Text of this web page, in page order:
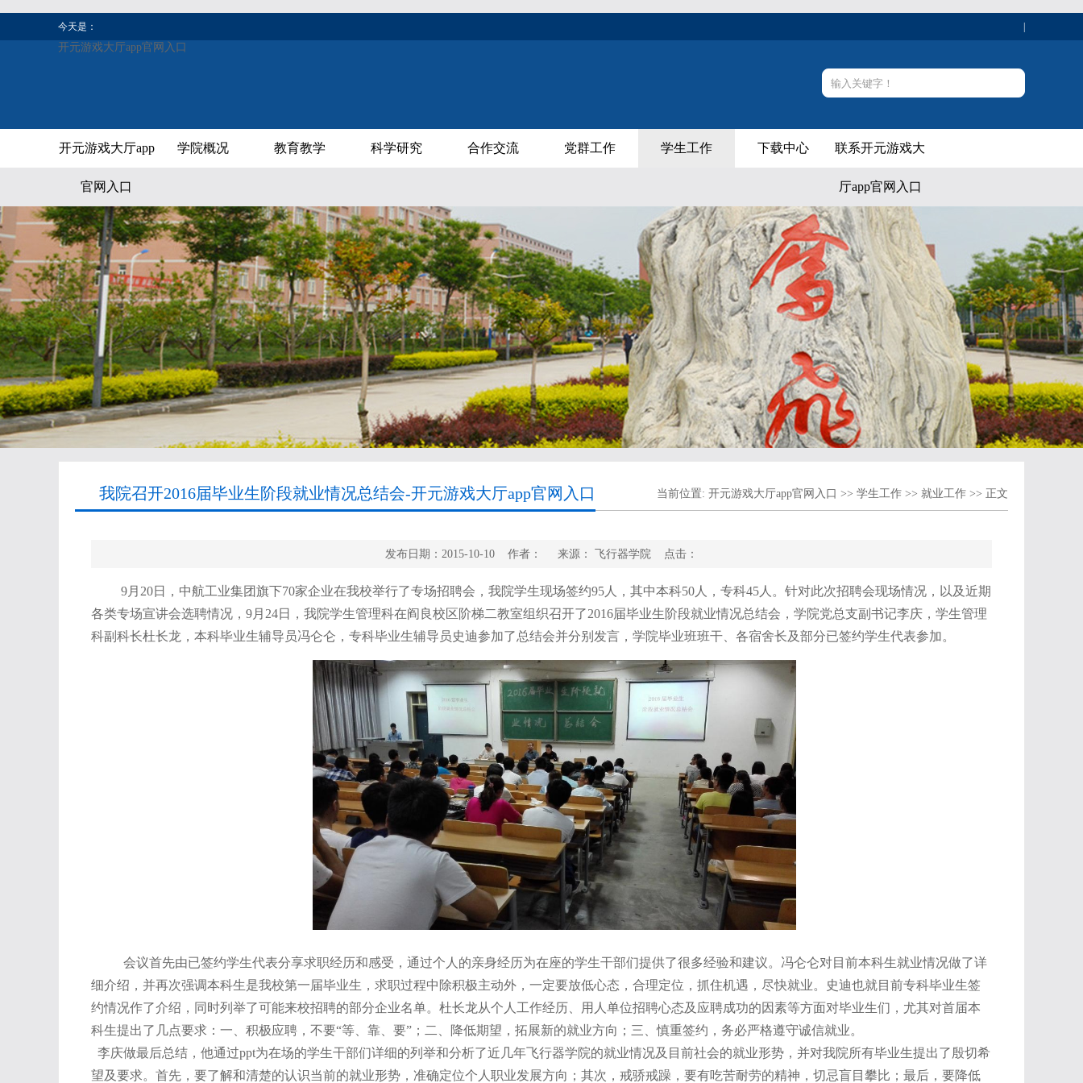
今天是：
开元游戏大厅app官网入口
开元游戏大厅app
官网入口
学院概况 教育教学 科学研究 合作交流 党群工作 学生工作 下载中心 联系开元游戏大
厅app官网入口
我院召开2016届毕业生阶段就业情况总结会-开元游戏大厅app官网入口 当前位置: 开元游戏大厅app官网入口 >> 学生工作 >> 就业工作 >> 正文
发布日期：2015-10-10 作者： 来源： 飞行器学院 点击：
9月20日，中航工业集团旗下70家企业在我校举行了专场招聘会，我院学生现场签约95人，其中本科50人，专科45人。针对此次招聘会现场情况，以及近期
各类专场宣讲会选聘情况，9月24日，我院学生管理科在阎良校区阶梯二教室组织召开了2016届毕业生阶段就业情况总结会，学院党总支副书记李庆，学生管理
科副科长杜长龙，本科毕业生辅导员冯仑仑，专科毕业生辅导员史迪参加了总结会并分别发言，学院毕业班班干、各宿舍长及部分已签约学生代表参加。
会议首先由已签约学生代表分享求职经历和感受，通过个人的亲身经历为在座的学生干部们提供了很多经验和建议。 冯仑仑对目前本科生就业情况做了详
细介绍，并再次强调本科生是我校第一届毕业生，求职过程中除积极主动外，一定要放低心态，合理定位，抓住机遇，尽快就业。史迪也就目前专科毕业生签
约情况作了介绍，同时列举了可能来校招聘的部分企业名单。杜长龙从个人工作经历、用人单位招聘心态及应聘成功的因素等方面对毕业生们，尤其对首届本
科生提出了几点要求：一、积极应聘，不要“等、靠、要”；二、降低期望，拓展新的就业方向；三、慎重签约，务必严格遵守诚信就业。
李庆做最后总结，他通过ppt为在场的学生干部们详细的列举和分析了近几年飞行器学院的就业情况及目前社会的就业形势，并对我院所有毕业生提出了殷切希
望及要求。首先，要了解和清楚的认识当前的就业形势，准确定位个人职业发展方向；其次，戒骄戒躁，要有吃苦耐劳的精神，切忌盲目攀比；最后，要降低